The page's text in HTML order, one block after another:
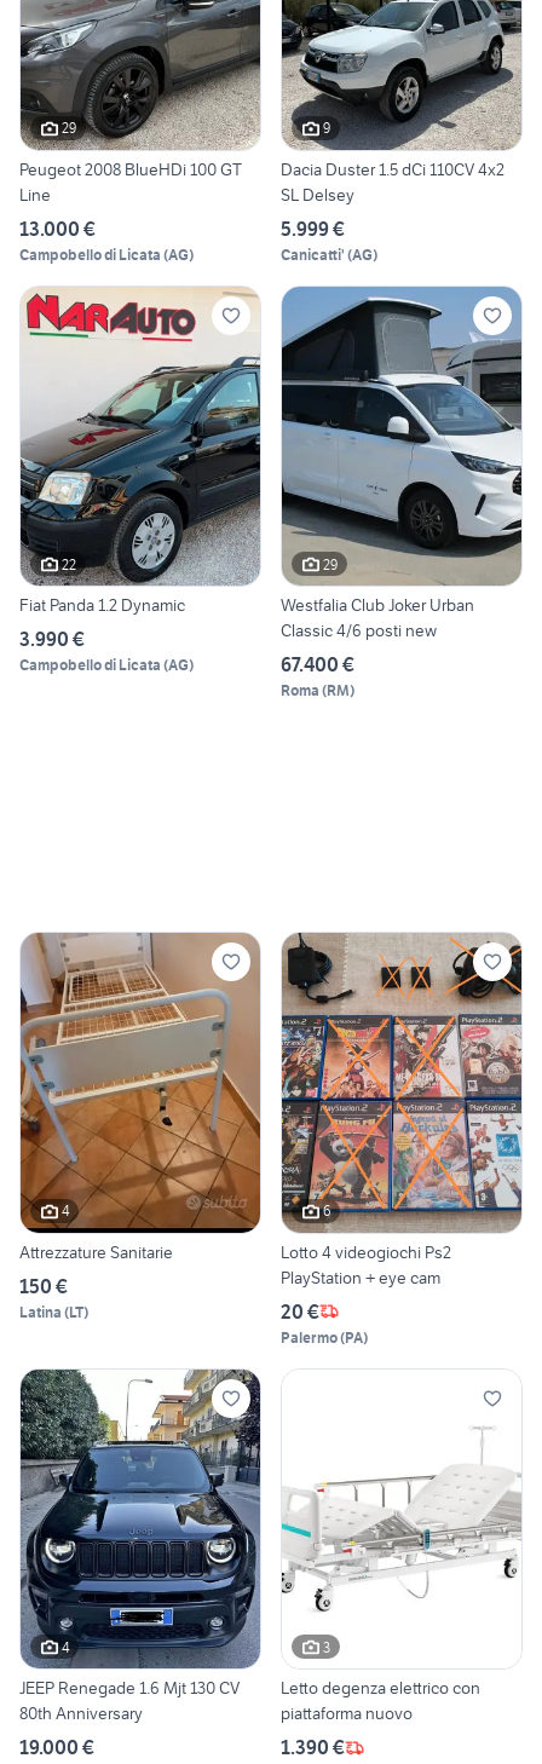
29
Peugeot 2008 BlueHDi 100 GT
Line
13.000 €
Campobello di Licata (AG)
9
Dacia Duster 1.5 dCi 110CV 4x2
SL Delsey
5.999 €
Canicatti' (AG)
22
Fiat Panda 1.2 Dynamic
3.990 €
Campobello di Licata (AG)
29
Westfalia Club Joker Urban
Classic 4/6 posti new
67.400 €
Roma (RM)
4
Attrezzature Sanitarie
150 €
Latina (LT)
6
Lotto 4 videogiochi Ps2
PlayStation + eye cam
20 €
Palermo(PA)
4
JEEP Renegade 1.6 Mjt 130 CV
80th Anniversary
19.000 €
3
Letto degenza elettrico con
piattaforma nuovo
1.390 €